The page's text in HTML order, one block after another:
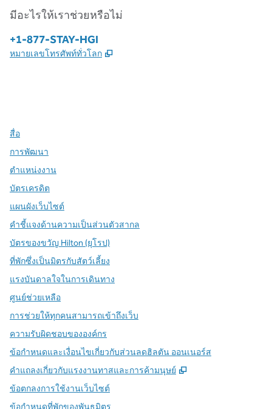
มีอะไรให้เราช่วยหรือไม่
โทรศัพท์:
+1-877-STAY-HGI
หมายเลขโทรศัพท์ทั่วโลก ,
สื่อ
การพัฒนา
ตำแหน่งงาน
บัตรเครดิต
แผนผังเว็บไซต์
คำชี้แจงด้านความเป็นส่วนตัวสากล
บัตรของขวัญ Hilton (ยุโรป)
ที่พักซึ่งเป็นมิตรกับสัตว์เลี้ยง
แรงบันดาลใจในการเดินทาง
ศูนย์ช่วยเหลือ
การช่วยให้ทุกคนสามารถเข้าถึงเว็บ
ความรับผิดชอบขององค์กร
ข้อกำหนดและเงื่อนไขเกี่ยวกับส่วนลดฮิลตัน ออนเนอร์ส
คําแถลงเกี่ยวกับแรงงานทาสและการค้ามนุษย์
,
ข้อตกลงการใช้งานเว็บไซต์
ข้อกําหนดที่พักของพันธมิตร